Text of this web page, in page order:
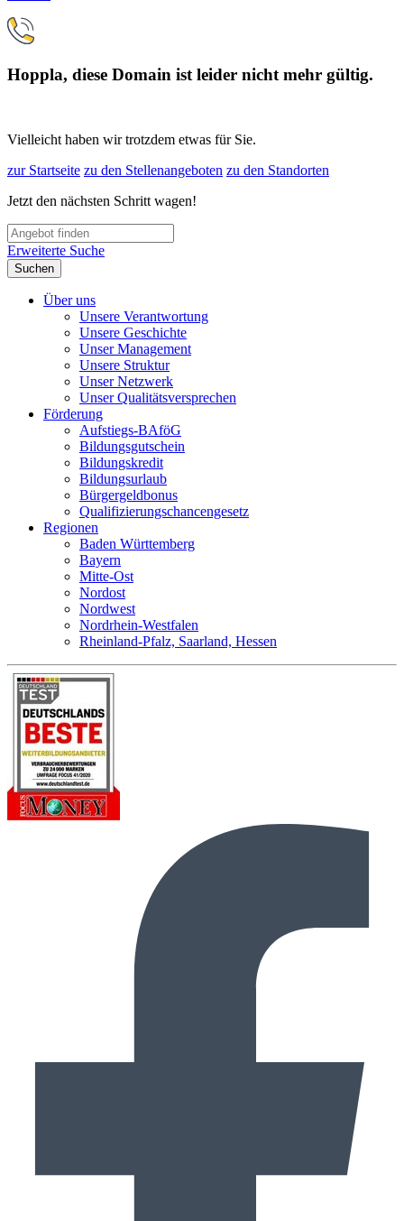
Hoppla, diese Domain ist leider nicht mehr gültig.
Vielleicht haben wir trotzdem etwas für Sie.
zur Startseite zu den Stellenangeboten zu den Standorten
Jetzt den nächsten Schritt wagen!
Erweiterte Suche
Suchen
Über uns
Unsere Verantwortung
Unsere Geschichte
Unser Management
Unsere Struktur
Unser Netzwerk
Unser Qualitätsversprechen
Förderung
Aufstiegs-BAföG
Bildungsgutschein
Bildungskredit
Bildungsurlaub
Bürgergeldbonus
Qualifizierungschancengesetz
Regionen
Baden Württemberg
Bayern
Mitte-Ost
Nordost
Nordwest
Nordrhein-Westfalen
Rheinland-Pfalz, Saarland, Hessen